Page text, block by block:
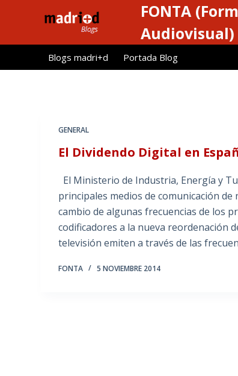
l
FONTA
Audiovisual)
Blogs madri+d Portada Blog
GENERAL
El Dividendo Digital en
El Ministerio de Industria, Energía y
principales medios de comunicación
cambio de algunas frecuencias de los
codificadores a la nueva reordenación
televisión emiten a través de las
FONTA 5 NOVIEMBRE 2014